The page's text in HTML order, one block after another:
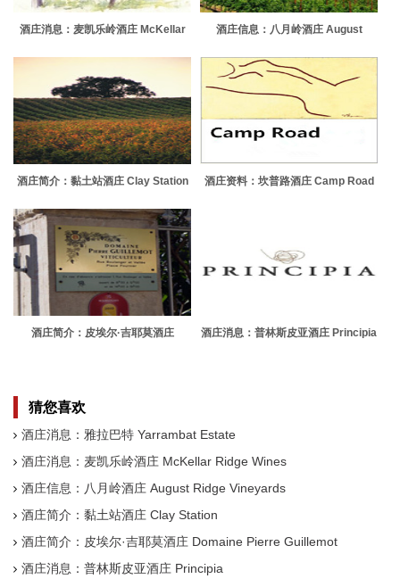
酒庄消息：麦凯乐岭酒庄 McKellar
酒庄信息：八月岭酒庄 August
酒庄简介：黏土站酒庄 Clay Station
酒庄资料：坎普路酒庄 Camp Road
酒庄简介：皮埃尔·吉耶莫酒庄
酒庄消息：普林斯皮亚酒庄 Principia
猜您喜欢
酒庄消息：雅拉巴特 Yarrambat Estate
酒庄消息：麦凯乐岭酒庄 McKellar Ridge Wines
酒庄信息：八月岭酒庄 August Ridge Vineyards
酒庄简介：黏土站酒庄 Clay Station
酒庄简介：皮埃尔·吉耶莫酒庄 Domaine Pierre Guillemot
酒庄消息：普林斯皮亚酒庄 Principia